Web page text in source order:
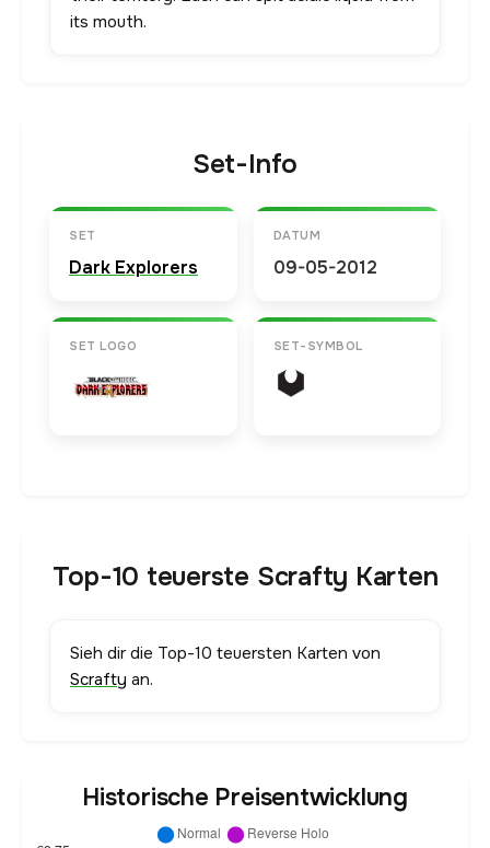
its mouth.
Set-Info
SET
Dark Explorers
DATUM
09-05-2012
SET LOGO SET-SYMBOL
Top-10 teuerste Scrafty Karten
Sieh dir die Top-10 teuersten Karten von
Scrafty an.
Historische Preisentwicklung